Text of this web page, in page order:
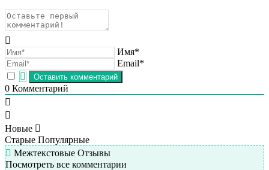
Имя*
Email*
0 Комментарий
Новые
Старые Популярные
Межтекстовые Отзывы
Посмотреть все комментарии